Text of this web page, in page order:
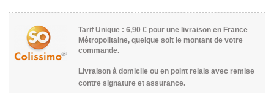
Tarif Unique : 6,90 € pour une livraison en France
Métropolitaine, quelque soit le montant de votre
commande.
Livraison à domicile ou en point relais avec remise
contre signature et assurance.